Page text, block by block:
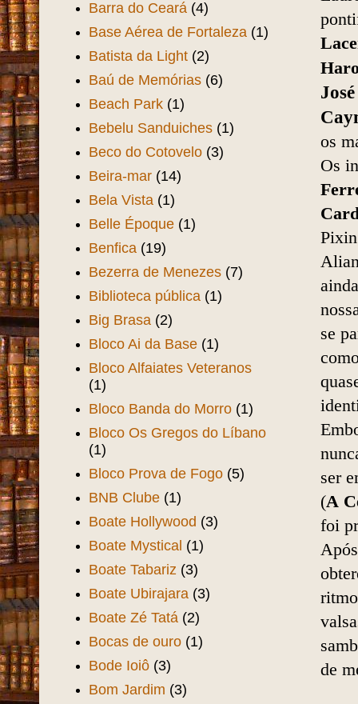
os
Os
se
ser
(A
foi
de
Barra do Ceará (4)
Base Aérea de Fortaleza (1)
Batista da Light (2)
Baú de Memórias (6)
Beach Park (1)
Bebelu Sanduiches (1)
Beco do Cotovelo (3)
Beira-mar (14)
Bela Vista (1)
Belle Époque (1)
Benfica (19)
Bezerra de Menezes (7)
Biblioteca pública (1)
Big Brasa (2)
Bloco Ai da Base (1)
Bloco Alfaiates Veteranos
(1)
Bloco Banda do Morro (1)
Bloco Os Gregos do Líbano
(1)
Bloco Prova de Fogo (5)
BNB Clube (1)
Boate Hollywood (3)
Boate Mystical (1)
Boate Tabariz (3)
Boate Ubirajara (3)
Boate Zé Tatá (2)
Bocas de ouro (1)
Bode Ioiô (3)
Bom Jardim (3)